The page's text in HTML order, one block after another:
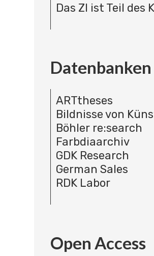
Das ZI ist Teil des
Datenbanken
ARTtheses
Bildnisse von
Böhler re:search
Farbdiaarchiv
GDK Research
German Sales
RDK Labor
Open Access